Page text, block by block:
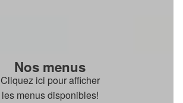
Nos menus
Cliquez ici pour afficher
les menus disponibles!